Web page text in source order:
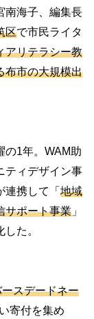
南海子、編集長
区で市民ライタ
アリテラシー教
布市の大規模出
の1年。WAM助
ティデザイン事
携して「 地域
サポート事業 」
た。
ースデードネー
寄付を集め